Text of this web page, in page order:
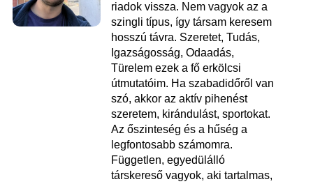
riadok vissza. Nem vagyok az a
szingli típus, így társam keresem
hosszú távra. Szeretet, Tudás,
Igazságosság, Odaadás,
Türelem ezek a fő erkölcsi
útmutatóim. Ha szabadidőről van
szó, akkor az aktív pihenést
szeretem, kirándulást, sportokat.
Az őszinteség és a hűség a
legfontosabb számomra.
Független, egyedülálló
társkereső vagyok, aki tartalmas,